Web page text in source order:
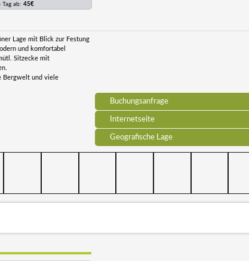
Buchungsanfrage
Internetseite
Geografische Lage
ab: 45€
Lage mit Blick zur Festung
und komfortabel
Sitzecke mit
Bergwelt und viele